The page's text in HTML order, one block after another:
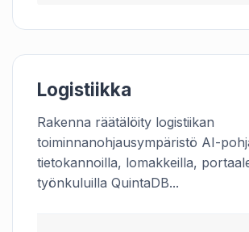
Logistiikka
Rakenna räätälöity logistiikan
toiminnanohjausympäristö AI-
tietokannoilla, lomakkeilla,
työnkuluilla QuintaDB...